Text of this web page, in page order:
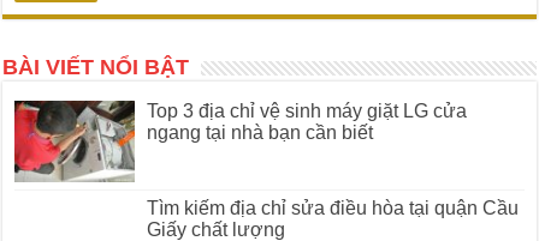
BÀI VIẾT NỔI BẬT
Top 3 địa chỉ vệ sinh máy giặt LG cửa
ngang tại nhà bạn cần biết
Tìm kiếm địa chỉ sửa điều hòa tại quận Cầu
Giấy chất lượng